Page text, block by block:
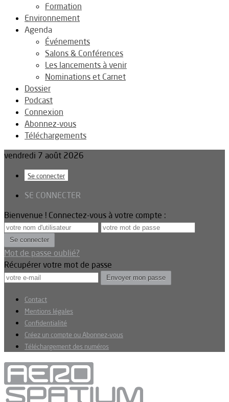
Formation
Environnement
Agenda
Événements
Salons & Conférences
Les lancements à venir
Nominations et Carnet
Dossier
Podcast
Connexion
Abonnez-vous
Téléchargements
vendredi 7 août 2026
Se connecter
SE CONNECTER
Bienvenue ! Connectez-vous à votre compte :
Mot de passe oublié?
Récupérer votre mot de passe
Contact
Mentions légales
Confidentialité
Créez un compte ou Abonnez-vous
Téléchargement des numéros